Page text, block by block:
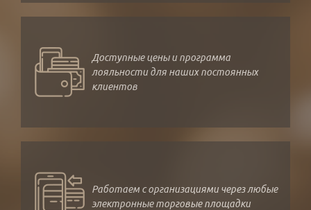
Доступные цены и программа
лояльности для наших постоянных
клиентов
Работаем с организациями через любые
электронные торговые площадки